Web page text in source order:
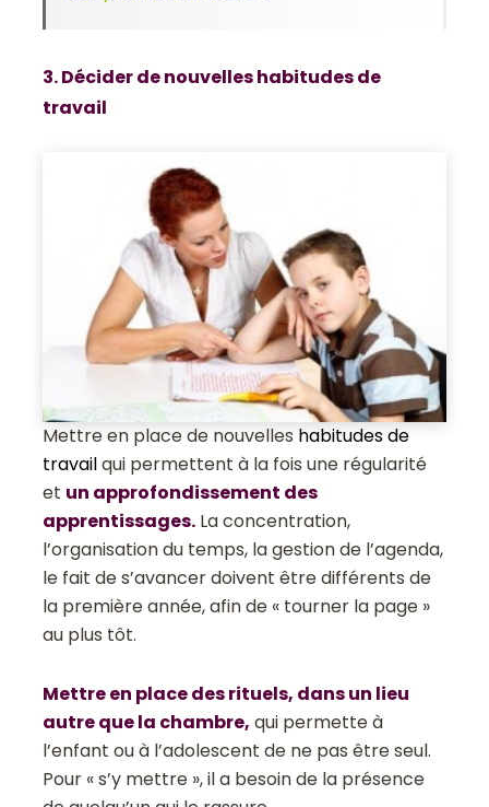
3. Décider de nouvelles habitudes de
travail
Mettre en place de nouvelles habitudes de
travailqui permettent à la fois une régularité
et un approfondissement des
apprentissages. La concentration,
l’organisation du temps, la gestion de l’agenda,
le fait de s’avancer doivent être différents de
la première année, afin de « tourner la page »
au plus tôt.
Mettre en place des rituels, dans un lieu
autre que la chambre, qui permette à
l’enfant ou à l’adolescent de ne pas être seul.
Pour « s’y mettre », il a besoin de la présence